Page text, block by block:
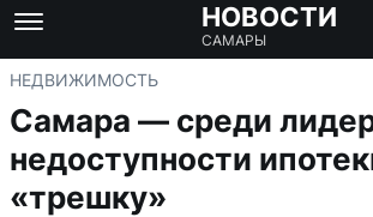
НОВОСТИ
САМАРЫ
НЕДВИЖИМОСТЬ
Самара — среди
недоступности
«трешку»